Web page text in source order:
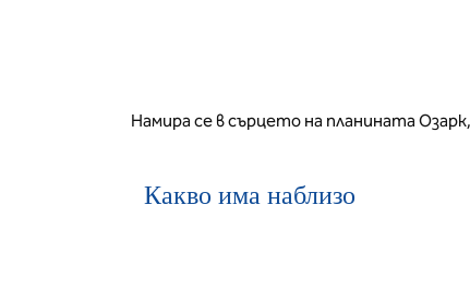
Намира се в сърцето на планината
Какво има наблизо